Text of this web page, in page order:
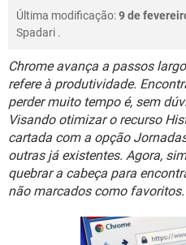
GUIA DE COMPRAS
OUTLOOK
INSTAGRAM
GUIA DE COMPRAS
CELULAR
INSTAGRAM
GUIA DE COMPRAS
JOGOS
CELULAR
OUTLOOK
INSTAGRAM
GUIA DE COMPRAS
Última modificação:9 de
Spadari .
Chrome avança a passos
refere à produtividade.
perder muito tempo é, sem
Visando otimizar o recurso
cartada com a opção
outras já existentes. Agora,
quebrar a cabeça para
não marcados como favoritos.